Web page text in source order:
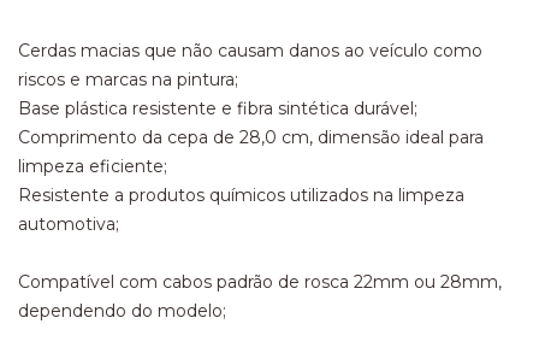
Cerdas macias que não causam danos ao veículo como
riscos e marcas na pintura;
Base plástica resistente e fibra sintética durável;
Comprimento da cepa de 28,0 cm, dimensão ideal para
limpeza eficiente;
Resistente a produtos químicos utilizados na limpeza
automotiva;
Compatível com cabos padrão de rosca 22mm ou 28mm,
dependendo do modelo;